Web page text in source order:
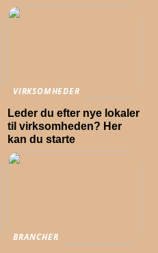
VIRKSOMHEDER
Leder du efter nye lokaler
til virksomheden? Her
kan du starte
BRANCHER